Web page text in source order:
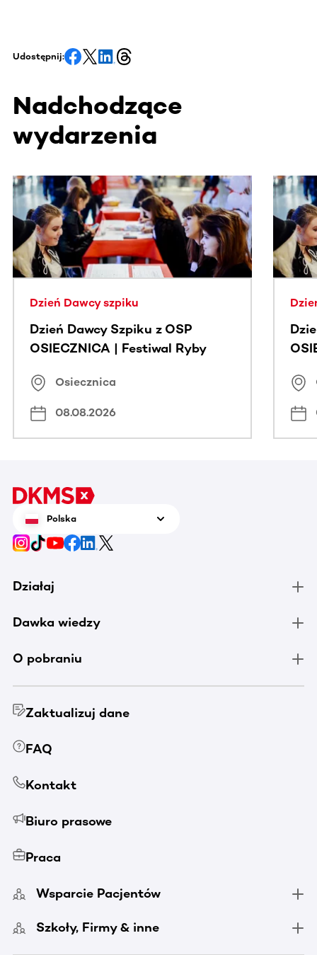
Udostępnij:
Nadchodzące
wydarzenia
Ta sekcja zawiera treści przewijane w poziomie. Użyj
Dzień Dawcy szpiku
Dzień Dawcy Szpiku z OSP
OSIECZNICA | Festiwal Ryby
Osiecznica
08.08.2026
Polska
Działaj
Dawka wiedzy
O pobraniu
Zaktualizuj dane
FAQ
Kontakt
Biuro prasowe
Praca
Wsparcie Pacjentów
Szkoły, Firmy & inne